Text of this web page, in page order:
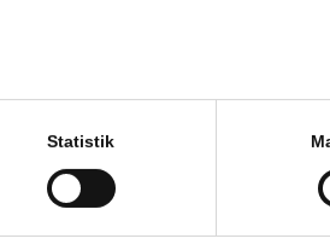
Statistik